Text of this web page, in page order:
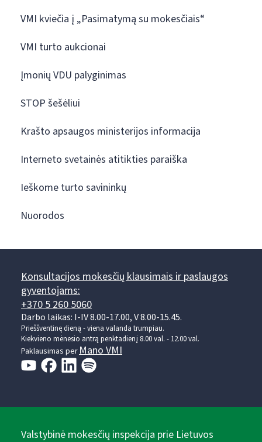
VMI kviečia į „Pasimatymą su mokesčiais“
VMI turto aukcionai
Įmonių VDU palyginimas
STOP šešėliui
Krašto apsaugos ministerijos informacija
Interneto svetainės atitikties paraiška
Ieškome turto savininkų
Nuorodos
Konsultacijos mokesčių klausimais ir paslaugos
gyventojams:
+370 5 260 5060
Darbo laikas: I-IV 8.00-17.00, V 8.00-15.45.
Prieššventinę dieną - viena valanda trumpiau.
Kiekvieno mėnesio antrą penktadienį 8.00 val. - 12.00 val.
Paklausimas perMano VMI
Valstybinė mokesčių inspekcija prie Lietuvos